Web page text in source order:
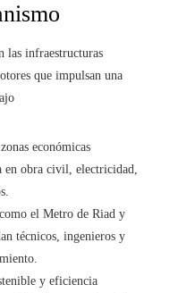
las infraestructuras
que impulsan una
económicas
en obra civil, electricidad,
el Metro de Riad y
técnicos, ingenieros y
y eficiencia